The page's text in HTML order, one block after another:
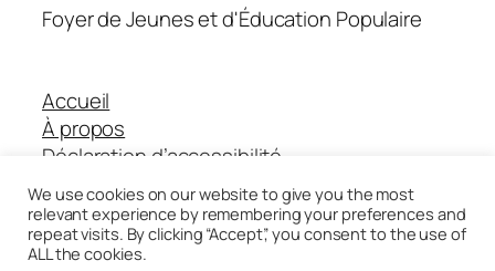
Foyer de Jeunes et d'Éducation Populaire
Accueil
À propos
Déclaration d’accessibilité
Boutique Helloasso
We use cookies on our website to give you the most
relevant experience by remembering your preferences and
repeat visits. By clicking “Accept”, you consent to the use of
ALL the cookies.